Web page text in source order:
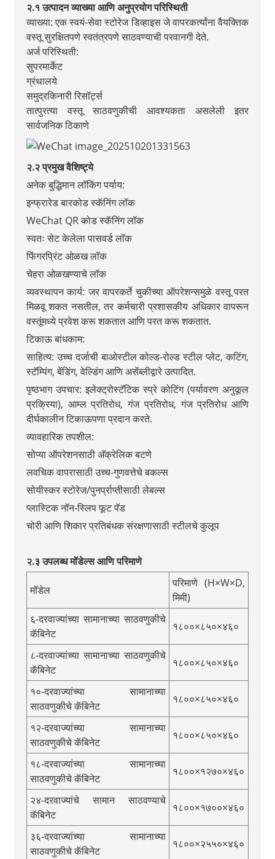
२.१ उत्पादन व्याख्या आणि अनुप्रयोग परिस्थिती
व्याख्या: एक स्वयं-सेवा स्टोरेज डिव्हाइस जे वापरकर्त्यांना वैयक्तिक
वस्तू सुरक्षितपणे स्वतंत्रपणे साठवण्याची परवानगी देते.
अर्ज परिस्थिती:
सुपरमार्केट
ग्रंथालये
समुद्रकिनारी रिसॉर्ट्स
तात्पुरत्या वस्तू साठवणुकीची आवश्यकता असलेली इतर
सार्वजनिक ठिकाणे
२.२ प्रमुख वैशिष्ट्ये
अनेक बुद्धिमान लॉकिंग पर्याय:
इन्फ्रारेड बारकोड स्कॅनिंग लॉक
WeChat QR कोड स्कॅनिंग लॉक
स्वतः सेट केलेला पासवर्ड लॉक
फिंगरप्रिंट ओळख लॉक
चेहरा ओळखण्याचे लॉक
व्यवस्थापन कार्य: जर वापरकर्ते चुकीच्या ऑपरेशन्समुळे वस्तू परत
मिळवू शकत नसतील, तर कर्मचारी प्रशासकीय अधिकार वापरून
वस्तूंमध्ये प्रवेश करू शकतात आणि परत करू शकतात.
टिकाऊ बांधकाम:
साहित्य: उच्च दर्जाची बाओस्टील कोल्ड-रोल्ड स्टील प्लेट, कटिंग,
स्टॅम्पिंग, बेंडिंग, वेल्डिंग आणि असेंब्लीद्वारे उत्पादित.
पृष्ठभाग उपचार: इलेक्ट्रोस्टॅटिक स्प्रे कोटिंग (पर्यावरण अनुकूल
प्रक्रिया), आम्ल प्रतिरोध, गंज प्रतिरोध, गंज प्रतिरोध आणि
दीर्घकालीन टिकाऊपणा प्रदान करते.
व्यावहारिक तपशील:
सोप्या ऑपरेशनसाठी अ‍ॅक्रेलिक बटणे
लवचिक वापरासाठी उच्च-गुणवत्तेचे बकल्स
सोयीस्कर स्टोरेज/पुनर्प्राप्तीसाठी लेबल्स
प्लास्टिक नॉन-स्लिप फूट पॅड
चोरी आणि शिकार प्रतिबंधक संरक्षणासाठी स्टीलचे कुलूप
२.३ उपलब्ध मॉडेल्स आणि परिमाणे
मॉडेल
परिमाणे (H×W×D,
मिमी)
६-दरवाज्यांच्या सामानाच्या साठवणुकीचे
कॅबिनेट
१८००×८५०×४६०
८-दरवाज्यांच्या सामानाच्या साठवणुकीचे
कॅबिनेट
१८००×८५०×४६०
१०-दरवाज्यांच्या सामानाच्या
साठवणुकीचे कॅबिनेट
१८००×८५०×४६०
१२-दरवाज्यांच्या सामानाच्या
साठवणुकीचे कॅबिनेट
१८००×८५०×४६०
१८-दरवाज्यांच्या सामानाच्या
साठवणुकीचे कॅबिनेट
१८००×१२७०×४६०
२४-दरवाज्यांचे सामान साठवण्याचे
कॅबिनेट
१८००×१७००×४६०
३६-दरवाज्यांच्या सामानाच्या
साठवणुकीचे कॅबिनेट
१८००×२५५०×४६०